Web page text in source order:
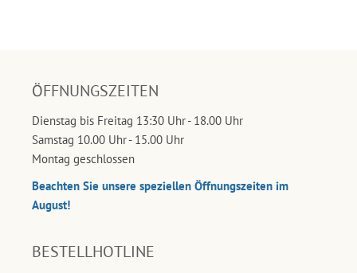
ÖFFNUNGSZEITEN
Dienstag bis Freitag 13:30 Uhr - 18.00 Uhr
Samstag 10.00 Uhr - 15.00 Uhr
Montag geschlossen
Beachten Sie unsere speziellen Öffnungszeiten im
August!
BESTELLHOTLINE